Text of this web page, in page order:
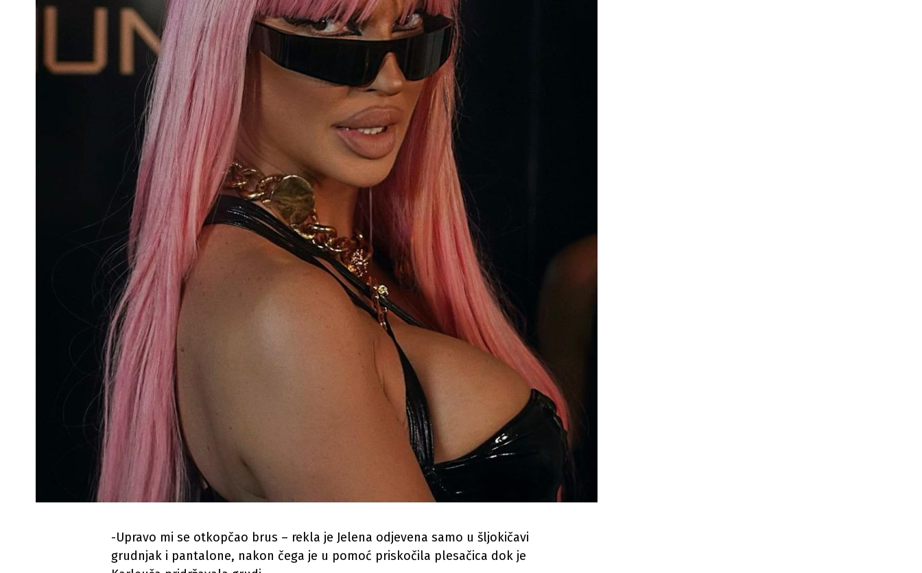
-Upravo mi se otkopčao brus – rekla je Jelena odjevena samo u šljokičavi
grudnjak i pantalone, nakon čega je u pomoć priskočila plesačica dok je